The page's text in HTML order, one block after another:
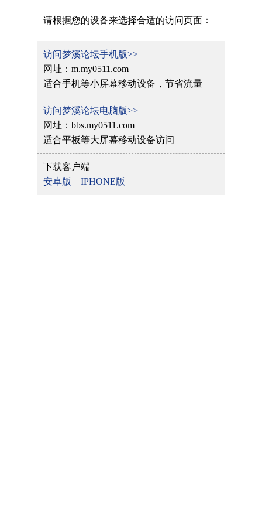
请根据您的设备来选择合适的访问页面：
访问梦溪论坛手机版>>
网址：m.my0511.com
适合手机等小屏幕移动设备，节省流量
访问梦溪论坛电脑版>>
网址：bbs.my0511.com
适合平板等大屏幕移动设备访问
下载客户端
安卓版
IPHONE版